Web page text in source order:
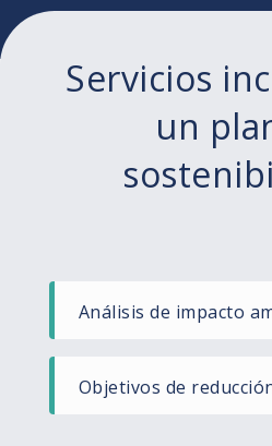
Servicios
un
Análisis de impacto
Objetivos de